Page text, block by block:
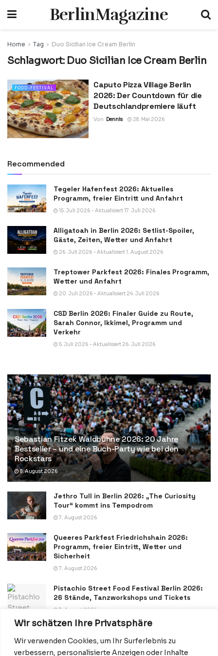
Wir schätzen Ihre Privatsphäre
Wir verwenden Cookies, um Ihr Surferlebnis zu
verbessern, personalisierte Anzeigen oder Inhalte
BerlinMagazine
Home Tag Duo Sicilian Ice Cream Berlin
Schlagwort: Duo Sicilian Ice Cream Berlin
FOOD-FESTIVAL
Caputo Pizza Village Berlin
2026: Der Countdown für die
Deutschlandpremiere läuft
Von Dennis 28. Mai 2026
Recommended
Tegeler Hafenfest 2026: Aktuelles
Programm, freier Eintritt und Anfahrt
15. Juli 2026 - Aktualisiert 17. Juli 2026
Alligatoah in Berlin 2026: Setlist-Spoiler,
Gäste, Zeiten, Wetter und Anfahrt
26. Juli 2026 - Aktualisiert 1. August 2026
Treptower Parkfest 2026: Finales Programm,
Wetter und Anfahrt
20. Juli 2026 - Aktualisiert 24. Juli 2026
CSD Berlin 2026: Finaler Guide zu Route,
Sarah Connor, Ikkimel, Programm und
Verkehr
5. Juli 2026 - Aktualisiert 26. Juli 2026
Sebastian Fitzek Waldbühne 2026: 20 Jahre
Bestseller – und eine Buch-Party wie bei den
Rockstars
8. August 2026
Jethro Tull in Berlin 2026: „The Curiosity
Tour“ kommt ins Tempodrom
7. August 2026
Queeres Parkfest Friedrichshain 2026:
Programm, freier Eintritt, Wetter und
Sicherheit
7. August 2026
Pistachio Street Food Festival Berlin 2026:
26 Stände, Tanzworkshops und Tickets
7. August 2026